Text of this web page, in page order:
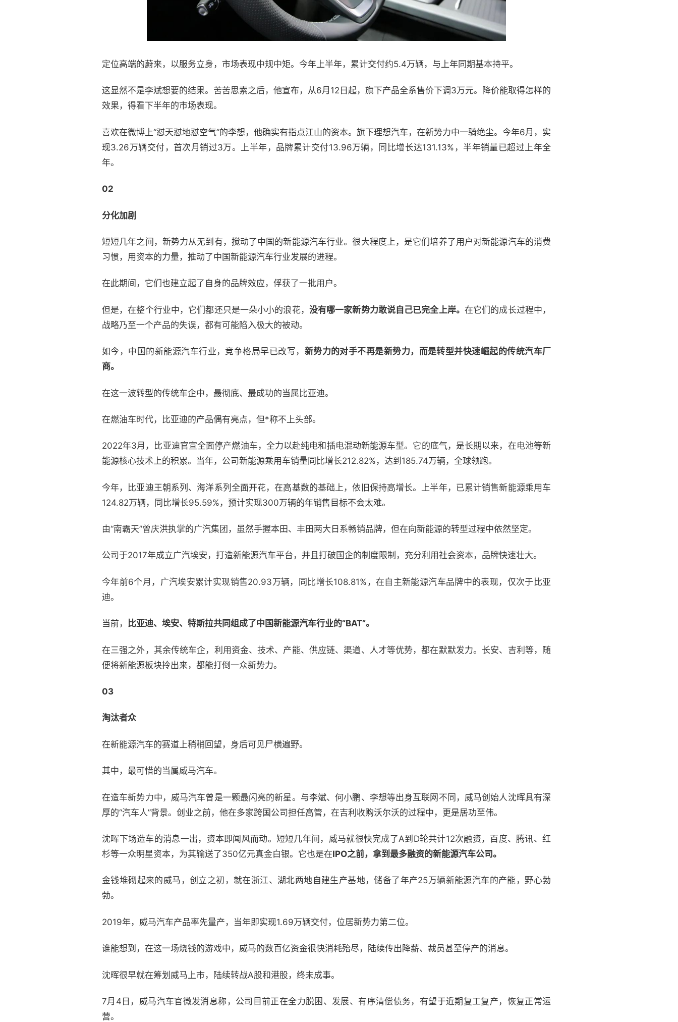
定位高端的蔚来，以服务立身，市场表现中规中矩。今年上半年，累计交付约5.4万辆，与上年同期基本持平。
这显然不是李斌想要的结果。苦苦思索之后，他宣布，从6月12日起，旗下产品全系售价下调3万元。降价能取得怎样的
效果，得看下半年的市场表现。
喜欢在微博上“怼天怼地怼空气”的李想，他确实有指点江山的资本。旗下理想汽车，在新势力中一骑绝尘。今年6月，实
现3.26万辆交付，首次月销过3万。上半年，品牌累计交付13.96万辆，同比增长达131.13%，半年销量已超过上年全
年。
02
分化加剧
短短几年之间，新势力从无到有，搅动了中国的新能源汽车行业。很大程度上，是它们培养了用户对新能源汽车的消费
习惯，用资本的力量，推动了中国新能源汽车行业发展的进程。
在此期间，它们也建立起了自身的品牌效应，俘获了一批用户。
但是，在整个行业中，它们都还只是一朵小小的浪花， 没有哪一家新势力敢说自己已完全上岸。 在它们的成长过程中，
战略乃至一个产品的失误，都有可能陷入极大的被动。
如今，中国的新能源汽车行业，竞争格局早已改写， 新势力的对手不再是新势力，而是转型并快速崛起的传统汽车厂
商。
在这一波转型的传统车企中，最彻底、最成功的当属比亚迪。
在燃油车时代，比亚迪的产品偶有亮点，但*称不上头部。
2022年3月，比亚迪官宣全面停产燃油车，全力以赴纯电和插电混动新能源车型。它的底气，是长期以来，在电池等新
能源核心技术上的积累。当年，公司新能源乘用车销量同比增长212.82%，达到185.74万辆，全球领跑。
今年，比亚迪王朝系列、海洋系列全面开花，在高基数的基础上，依旧保持高增长。上半年，已累计销售新能源乘用车
124.82万辆，同比增长95.59%，预计实现300万辆的年销售目标不会太难。
由“南霸天”曾庆洪执掌的广汽集团，虽然手握本田、丰田两大日系畅销品牌，但在向新能源的转型过程中依然坚定。
公司于2017年成立广汽埃安，打造新能源汽车平台，并且打破国企的制度限制，充分利用社会资本，品牌快速壮大。
今年前6个月，广汽埃安累计实现销售20.93万辆，同比增长108.81%，在自主新能源汽车品牌中的表现，仅次于比亚
迪。
当前， 比亚迪、埃安、特斯拉共同组成了中国新能源汽车行业的“BAT”。
在三强之外，其余传统车企，利用资金、技术、产能、供应链、渠道、人才等优势，都在默默发力。长安、吉利等，随
便将新能源板块拎出来，都能打倒一众新势力。
03
淘汰者众
在新能源汽车的赛道上稍稍回望，身后可见尸横遍野。
其中，最可惜的当属威马汽车。
在造车新势力中，威马汽车曾是一颗最闪亮的新星。与李斌、何小鹏、李想等出身互联网不同，威马创始人沈晖具有深
厚的“汽车人”背景。创业之前，他在多家跨国公司担任高管，在吉利收购沃尔沃的过程中，更是居功至伟。
沈晖下场造车的消息一出，资本即闻风而动。短短几年间，威马就很快完成了A到D轮共计12次融资，百度、腾讯、红
杉等一众明星资本，为其输送了350亿元真金白银。它也是在IPO之前，拿到最多融资的新能源汽车公司。
金钱堆砌起来的威马，创立之初，就在浙江、湖北两地自建生产基地，储备了年产25万辆新能源汽车的产能，野心勃
勃。
2019年，威马汽车产品率先量产，当年即实现1.69万辆交付，位居新势力第二位。
谁能想到，在这一场烧钱的游戏中，威马的数百亿资金很快消耗殆尽，陆续传出降薪、裁员甚至停产的消息。
沈晖很早就在筹划威马上市，陆续转战A股和港股，终未成事。
7月4日，威马汽车官微发消息称，公司目前正在全力脱困、发展、有序清偿债务，有望于近期复工复产，恢复正常运
营。